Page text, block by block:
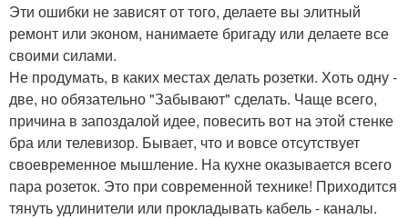
Эти ошибки не зависят от того, делаете вы элитный
ремонт или эконом, нанимаете бригаду или делаете все
своими силами.
Не продумать, в каких местах делать розетки. Хоть одну -
две, но обязательно "Забывают" сделать. Чаще всего,
причина в запоздалой идее, повесить вот на этой стенке
бра или телевизор. Бывает, что и вовсе отсутствует
своевременное мышление. На кухне оказывается всего
пара розеток. Это при современной технике! Приходится
тянуть удлинители или прокладывать кабель - каналы.